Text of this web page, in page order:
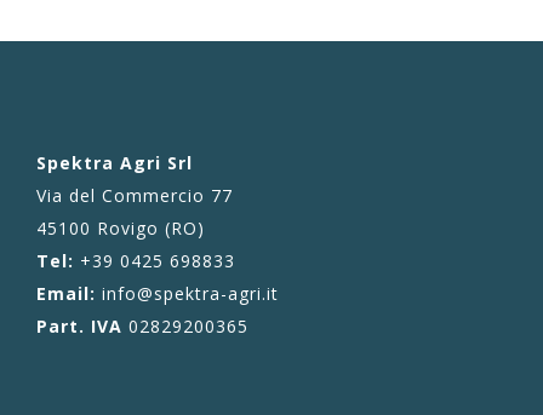
Spektra Agri Srl
Via del Commercio 77
45100 Rovigo (RO)
Tel: +39 0425 698833
Email: info@spektra-agri.it
Part. IVA 02829200365